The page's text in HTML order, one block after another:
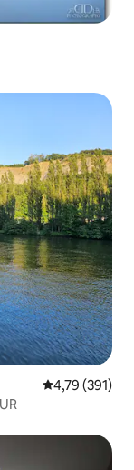
4,79 de uma
4,79 (391)